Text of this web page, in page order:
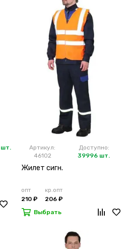
шт.
Артикул:
46102
Доступно:
39996 шт.
Жилет сигн.
опт
210 ₽
кр.опт
206 ₽
Выбрать